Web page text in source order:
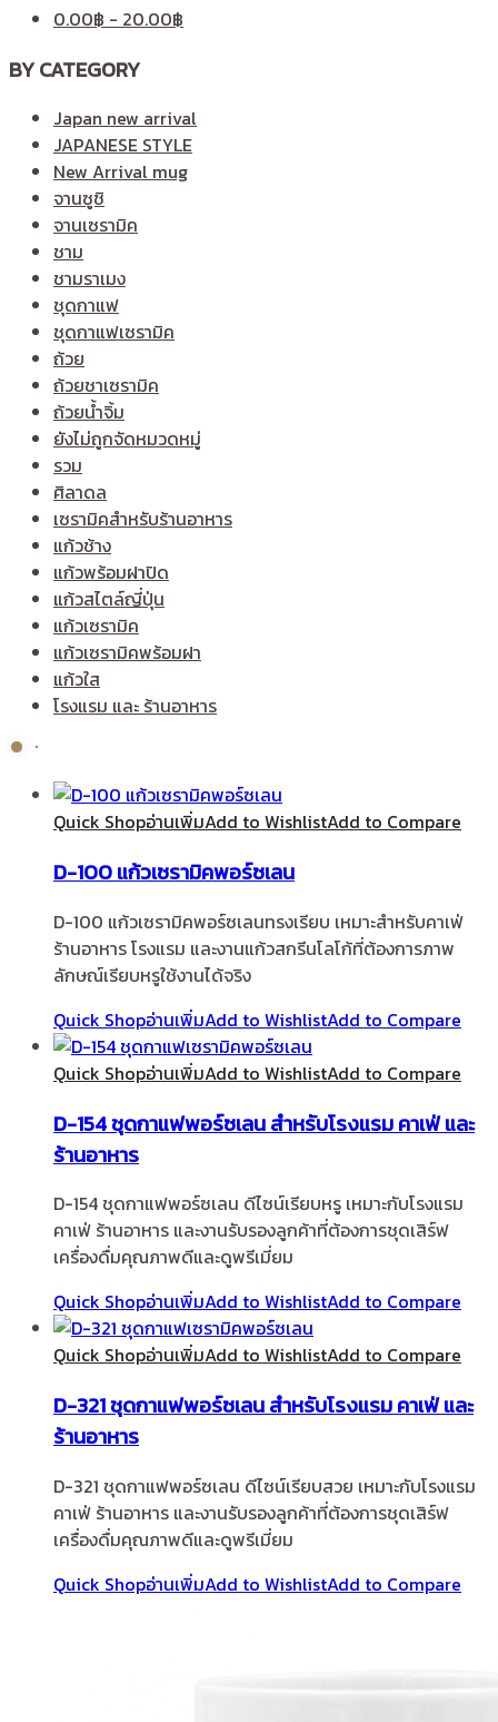
0.00฿ - 20.00฿
BY CATEGORY
Japan new arrival
JAPANESE STYLE
New Arrival mug
จานซูชิ
จานเซรามิค
ชาม
ชามราเมง
ชุดกาแฟ
ชุดกาแฟเซรามิค
ถ้วย
ถ้วยชาเซรามิค
ถ้วยน้ำจิ้ม
ยังไม่ถูกจัดหมวดหมู่
รวม
ศิลาดล
เซรามิคสำหรับร้านอาหาร
แก้วช้าง
แก้วพร้อมฝาปิด
แก้วสไตล์ญี่ปุ่น
แก้วเซรามิค
แก้วเซรามิคพร้อมฝา
แก้วใส
โรงแรม และ ร้านอาหาร
Quick Shopอ่านเพิ่มAdd to WishlistAdd to Compare
D-100 แก้วเซรามิคพอร์ซเลน
D-100 แก้วเซรามิคพอร์ซเลนทรงเรียบ เหมาะสำหรับคาเฟ่
ร้านอาหาร โรงแรม และงานแก้วสกรีนโลโก้ที่ต้องการภาพ
ลักษณ์เรียบหรูใช้งานได้จริง
Quick Shopอ่านเพิ่มAdd to WishlistAdd to Compare
Quick Shopอ่านเพิ่มAdd to WishlistAdd to Compare
D-154 ชุดกาแฟพอร์ซเลน สำหรับโรงแรม คาเฟ่ และ
ร้านอาหาร
D-154 ชุดกาแฟพอร์ซเลน ดีไซน์เรียบหรู เหมาะกับโรงแรม
คาเฟ่ ร้านอาหาร และงานรับรองลูกค้าที่ต้องการชุดเสิร์ฟ
เครื่องดื่มคุณภาพดีและดูพรีเมี่ยม
Quick Shopอ่านเพิ่มAdd to WishlistAdd to Compare
Quick Shopอ่านเพิ่มAdd to WishlistAdd to Compare
D-321 ชุดกาแฟพอร์ซเลน สำหรับโรงแรม คาเฟ่ และ
ร้านอาหาร
D-321 ชุดกาแฟพอร์ซเลน ดีไซน์เรียบสวย เหมาะกับโรงแรม
คาเฟ่ ร้านอาหาร และงานรับรองลูกค้าที่ต้องการชุดเสิร์ฟ
เครื่องดื่มคุณภาพดีและดูพรีเมี่ยม
Quick Shopอ่านเพิ่มAdd to WishlistAdd to Compare